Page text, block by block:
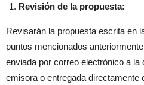
Revisión de la propuesta:
Revisarán la propuesta escrita en
puntos mencionados
enviada por correo electrónico a la
emisora o entregada directamente